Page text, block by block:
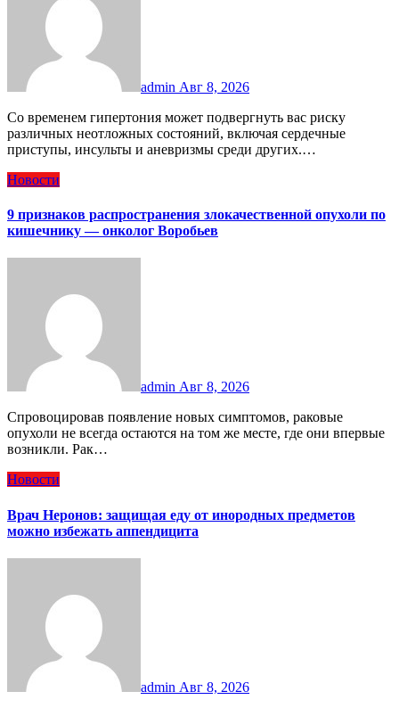
admin Авг 8, 2026
Со временем гипертония может подвергнуть вас риску
различных неотложных состояний, включая сердечные
приступы, инсульты и аневризмы среди других.…
Новости
9 признаков распространения злокачественной опухоли по
кишечнику — онколог Воробьев
admin Авг 8, 2026
Спровоцировав появление новых симптомов, раковые
опухоли не всегда остаются на том же месте, где они впервые
возникли. Рак…
Новости
Врач Неронов: защищая еду от инородных предметов
можно избежать аппендицита
admin Авг 8, 2026